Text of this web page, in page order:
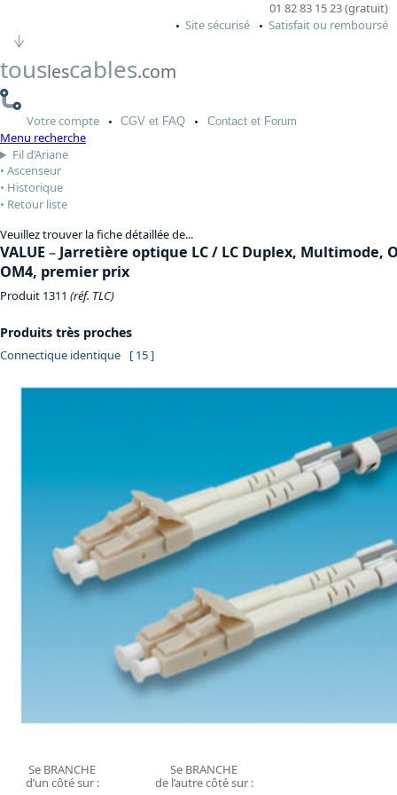
01 82 83 15 23 (gratuit)
Site sécurisé
Satisfait ou remboursé
touslescables.com
Votrecompte CGV et FAQ Contactet Forum
Menu recherche
Fil d’Ariane
Ascenseur
Historique
Retour liste
Veuillez trouver la fiche détaillée de...
VALUE– Jarretière optique LC / LC Duplex, Multimode,
OM4, premier prix
Produit 1311 (réf. TLC)
Produits très proches
Connectique identique [ 15 ]
Se BRANCHE
d’un côté sur :
Se BRANCHE
de l’autre côté sur :